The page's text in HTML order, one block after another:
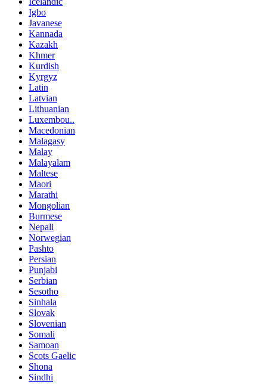
Igbo
Javanese
Kannada
Kazakh
Khmer
Kurdish
Kyrgyz
Latin
Latvian
Lithuanian
Luxembou..
Macedonian
Malagasy
Malay
Malayalam
Maltese
Maori
Marathi
Mongolian
Burmese
Nepali
Norwegian
Pashto
Persian
Punjabi
Serbian
Sesotho
Sinhala
Slovak
Slovenian
Somali
Samoan
Scots Gaelic
Shona
Sindhi